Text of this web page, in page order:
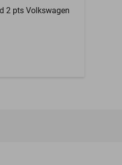
2 pts Volkswagen